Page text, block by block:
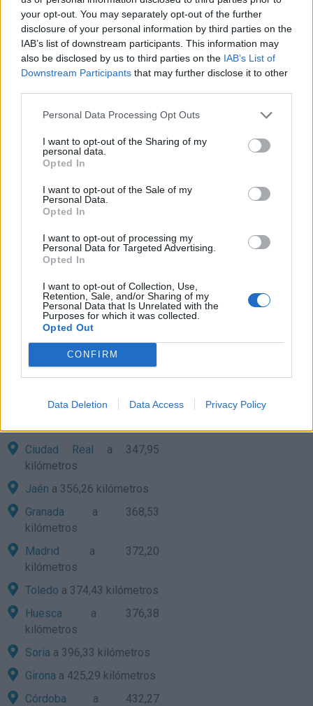
your opt-out. You may separately opt-out of the further
disclosure of your personal information by third parties on the
IAB’s list of downstream participants. This information may
also be disclosed by us to third parties on the IAB’s List of
Downstream Participants that may further disclose it to other
Personal Data Processing Opt Outs
I want to opt-out of the Sharing of my
personal data.
Opted In
I want to opt-out of the Sale of my
Personal Data.
Opted In
I want to opt-out of processing my
Personal Data for Targeted Advertising.
Opted In
I want to opt-out of Collection, Use,
Retention, Sale, and/or Sharing of my
Personal Data that Is Unrelated with the
Purposes for which it was collected.
Opted Out
CONFIRM
Data Deletion Data Access Privacy Policy
kilómetros
Castellóna 134,96
kilómetros
Murcia
a 137,69 kilómetros
Albacetea 170,04
Palma de Mallorca
238,14 kilómetros
Cuencaa 238,84
kilómetros
kilómetros
Almería
kilómetros
Lleidaa 318,93 kilómetros
Zaragozaa 330,48
kilómetros
Barcelonaa 340,33
Guadalajaraa 346,09
Ciudad Real a 347,95
kilómetros
Jaén a 356,26 kilómetros
Granada a 368,53
kilómetros
Madrid a 372,20
kilómetros
Toledo a 374,43 kilómetros
Huesca a 376,38
kilómetros
Soria a 396,33 kilómetros
Girona a 425,29 kilómetros
Córdoba a 432,27